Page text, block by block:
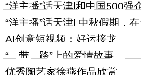
处
“洋主播”话天津|和中国500强
“洋主播”话天津| 中秋假期，
AI创意短视频：好运接龙
“一带一路”上的爱情故事
优秀陶艺家徐燕作品欣赏